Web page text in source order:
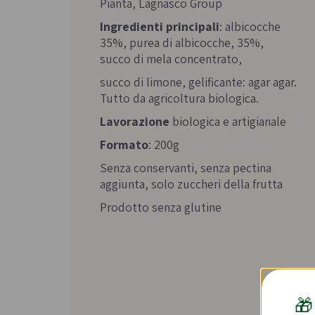
Pianta, Lagnasco Group
Ingredienti principali: albicocche
35%, purea di albicocche, 35%,
succo di mela concentrato,
succo di limone, gelificante: agar agar.
Tutto da agricoltura biologica.
Lavorazione biologica e artigianale
Formato: 200g
Senza conservanti, senza pectina
aggiunta, solo zuccheri della frutta
Prodotto senza glutine
🎁